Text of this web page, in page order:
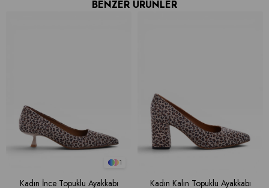
BENZER ÜRÜNLER
1
Kadın İnce Topuklu Ayakkabı Kadın Kalın Topuklu Ayakkabı